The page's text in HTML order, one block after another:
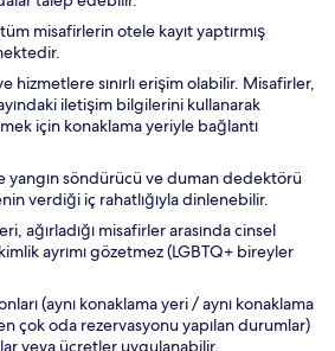
misafirlerin otele kayıt yaptırmış
hizmetlere sınırlı erişim olabilir. Misafirler,
iletişim bilgilerini kullanarak
için konaklama yeriyle bağlantı
yangın söndürücü ve duman dedektörü
verdiği iç rahatlığıyla dinlenebilir.
ağırladığı misafirler arasında cinsel
ayrımı gözetmez (LGBTQ+ bireyler
(aynı konaklama yeri / aynı konaklama
çok oda rezervasyonu yapılan durumlar)
veya ücretler uygulanabilir.